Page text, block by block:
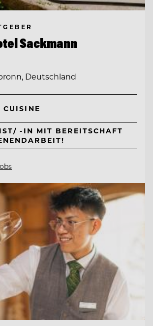
Sackmann
Deutschland
CUISINE
-IN MIT BEREITSCHAFT